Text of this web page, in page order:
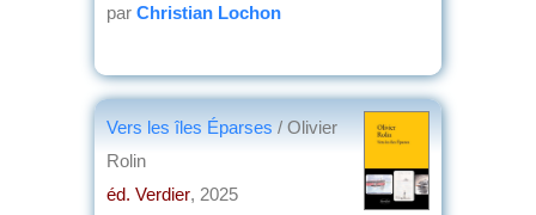
par Christian Lochon
Vers les îles Éparses / Olivier
Rolin
éd. Verdier, 2025